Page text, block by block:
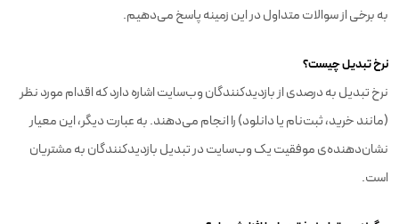
به برخی از سوالات متداول در این زمینه پاسخ می‌دهیم.
نرخ تبدیل چیست؟
نرخ تبدیل به درصدی از بازدیدکنندگان وب‌سایت اشاره دارد که اقدام مورد نظر
(مانند خرید، ثبت‌نام یا دانلود) را انجام می‌دهند. به عبارت دیگر، این معیار
نشان‌دهنده‌ی موفقیت یک وب‌سایت در تبدیل بازدیدکنندگان به مشتریان
است.